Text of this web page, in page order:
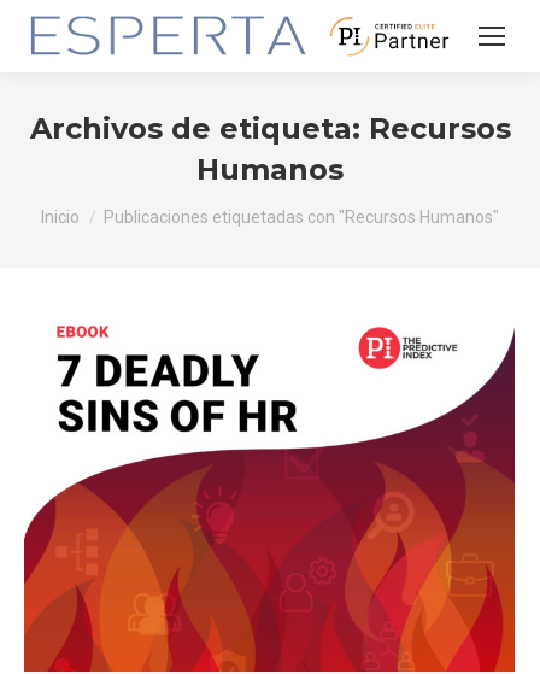
Archivos de etiqueta: Recursos
Humanos
Estás aquí:
Inicio Publicaciones etiquetadas con "Recursos Humanos"